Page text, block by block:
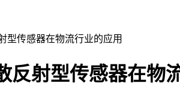
型传感器在物流行业的应用
反射型传感器在物